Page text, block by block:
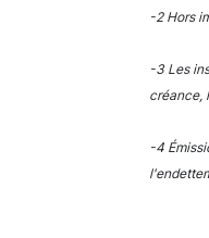
-2 Hors
-3 Les
créance,
-4